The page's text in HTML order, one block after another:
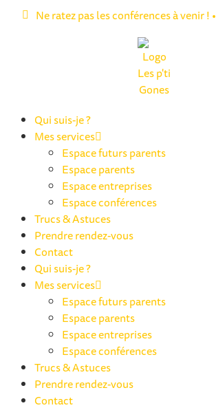
Ne ratez pas les conférences à venir ! •
Qui suis-je ?
Mes services
Espace futurs parents
Espace parents
Espace entreprises
Espace conférences
Trucs & Astuces
Prendre rendez-vous
Contact
Qui suis-je ?
Mes services
Espace futurs parents
Espace parents
Espace entreprises
Espace conférences
Trucs & Astuces
Prendre rendez-vous
Contact